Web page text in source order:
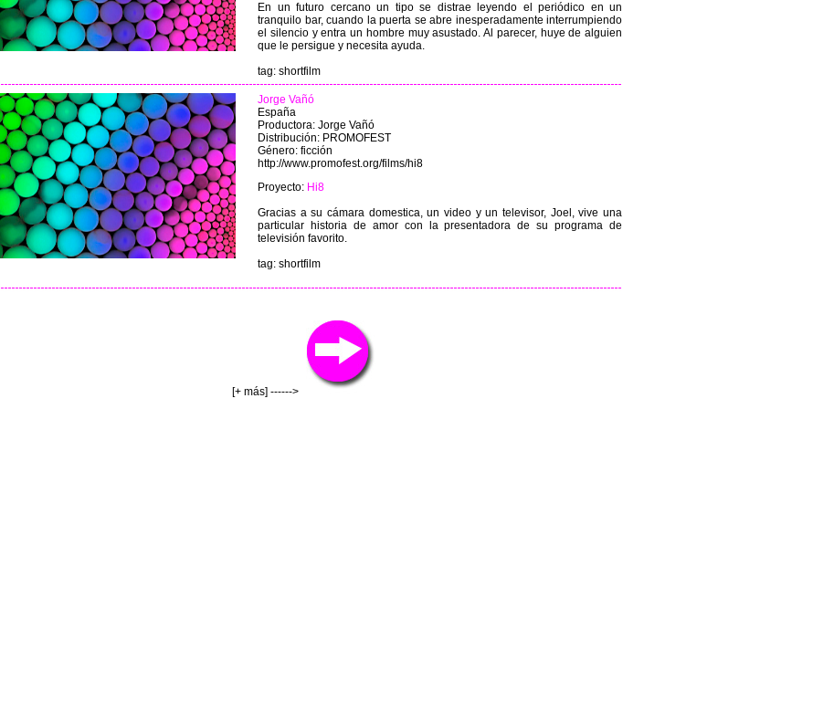
En un futuro cercano un tipo se distrae leyendo el periódico en un
tranquilo bar, cuando la puerta se abre inesperadamente interrumpiendo
el silencio y entra un hombre muy asustado. Al parecer, huye de alguien
que le persigue y necesita ayuda.
tag: shortfilm
Jorge Vañó
España
Productora: Jorge Vañó
Distribución: PROMOFEST
Género: ficción
http://www.promofest.org/films/hi8
Proyecto: Hi8
Gracias a su cámara domestica, un video y un televisor, Joel, vive una
particular historia de amor con la presentadora de su programa de
televisión favorito.
tag: shortfilm
[+ más] ------>